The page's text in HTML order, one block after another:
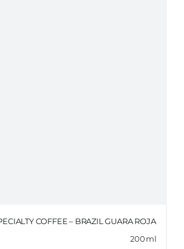
COFFEE – BRAZIL GUARA ROJA
200ml